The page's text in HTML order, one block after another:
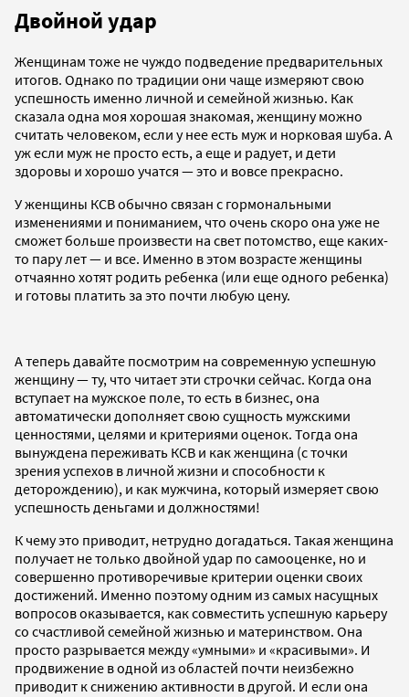
Двойной удар
Женщинам тоже не чуждо подведение предварительных
итогов. Однако по традиции они чаще измеряют свою
успешность именно личной и семейной жизнью. Как
сказала одна моя хорошая знакомая, женщину можно
считать человеком, если у нее есть муж и норковая шуба. А
уж если муж не просто есть, а еще и радует, и дети
здоровы и хорошо учатся — это и вовсе прекрасно.
У женщины КСВ обычно связан с гормональными
изменениями и пониманием, что очень скоро она уже не
сможет больше произвести на свет потомство, еще каких-
то пару лет — и все. Именно в этом возрасте женщины
отчаянно хотят родить ребенка (или еще одного ребенка)
и готовы платить за это почти любую цену.
А теперь давайте посмотрим на современную успешную
женщину — ту, что читает эти строчки сейчас. Когда она
вступает на мужское поле, то есть в бизнес, она
автоматически дополняет свою сущность мужскими
ценностями, целями и критериями оценок. Тогда она
вынуждена переживать КСВ и как женщина (с точки
зрения успехов в личной жизни и способности к
деторождению), и как мужчина, который измеряет свою
успешность деньгами и должностями!
К чему это приводит, нетрудно догадаться. Такая женщина
получает не только двойной удар по самооценке, но и
совершенно противоречивые критерии оценки своих
достижений. Именно поэтому одним из самых насущных
вопросов оказывается, как совместить успешную карьеру
со счастливой семейной жизнью и материнством. Она
просто разрывается между «умными» и «красивыми». И
продвижение в одной из областей почти неизбежно
приводит к снижению активности в другой. И если она